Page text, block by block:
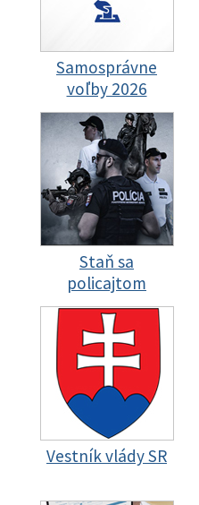
Samosprávne
voľby 2026
Staň sa
policajtom
Vestník vlády SR